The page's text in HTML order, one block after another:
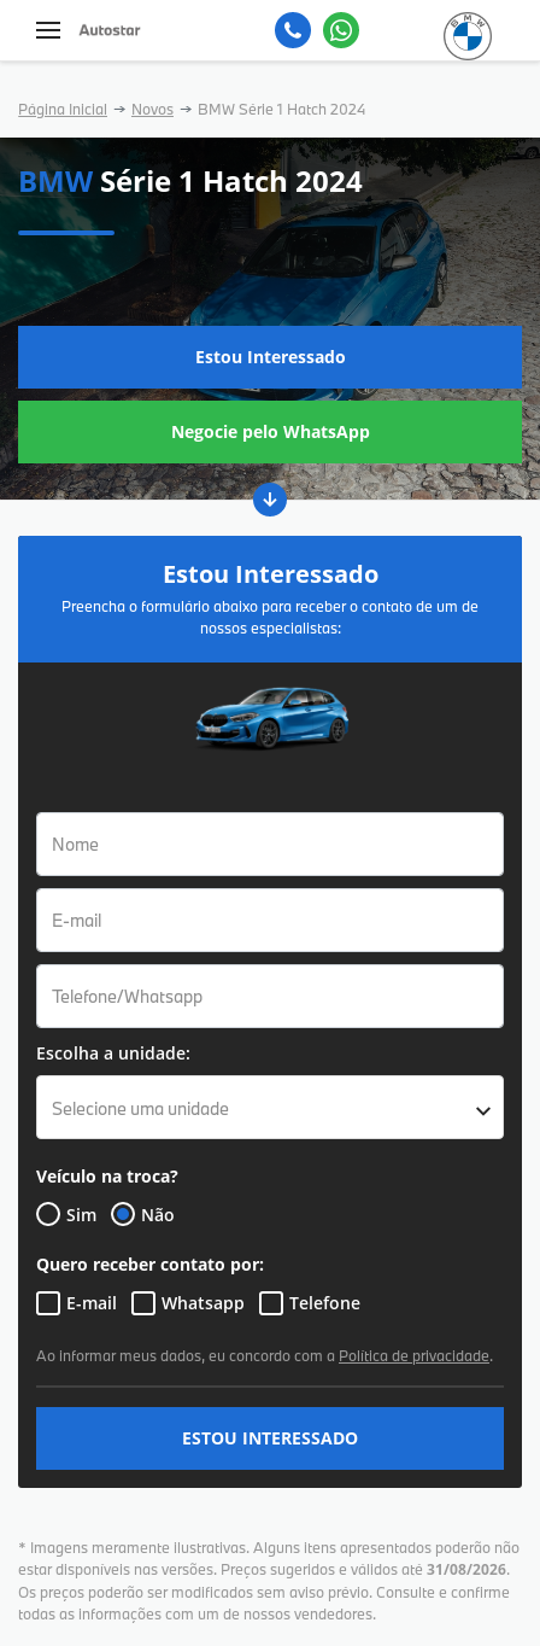
Página Inicial Novos BMW Série 1 Hatch 2024
BMW Série 1 Hatch 2024
Estou Interessado
Negocie pelo WhatsApp
* Imagens meramente ilustrativas. Alguns itens apresentados poderão não
estar disponíveis nas versões. Preços sugeridos e válidos até 31/08/2026.
Os preços poderão ser modificados sem aviso prévio. Consulte e confirme
todas as informações com um de nossos vendedores.
Estou Interessado
Preencha o formulário abaixo para receber o contato de um de
nossos especialistas:
Escolha a unidade:
Selecione uma unidade
Veículo na troca?
Sim
Não
Quero receber contato por:
E-mail
Whatsapp Telefone
Ao informar meus dados, eu concordo com a Política de privacidade.
ESTOU INTERESSADO